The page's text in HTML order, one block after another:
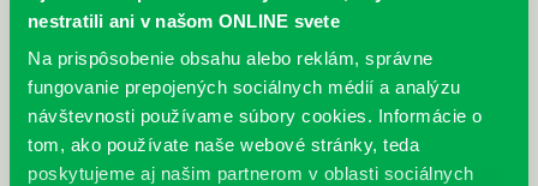
nestratili ani v našom ONLINE svete
Na prispôsobenie obsahu alebo reklám, správne
fungovanie prepojených sociálnych médií a analýzu
návštevnosti používame súbory cookies. Informácie o
tom, ako používate naše webové stránky, teda
poskytujeme aj našim partnerom v oblasti sociálnych